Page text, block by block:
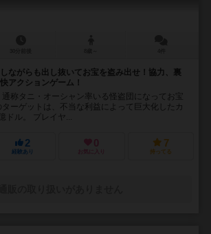
ながらも出し抜いてお宝を盗み出せ！協力、裏
アクションゲーム！
称タニ・オーシャン率いる怪盗団になってお宝
ターゲットは、不当な利益によって巨大化したカ
ドル。 プレイヤ...
2
経験あり
0
お気に入り
7
持ってる